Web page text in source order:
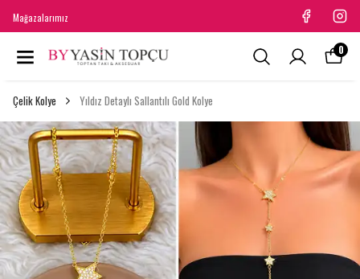
Mağazalarımız
0
Çelik Kolye Yıldız Detaylı Sallantılı Gold Kolye